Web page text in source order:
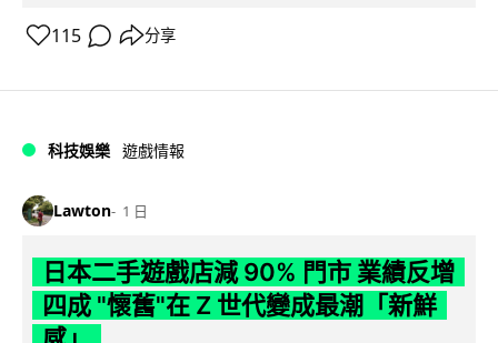
115 分享
科技娛樂 遊戲情報
Lawton 1 日
日本二手遊戲店減 90% 門市 業績反增
四成 "懷舊"在 Z 世代變成最潮「新鮮